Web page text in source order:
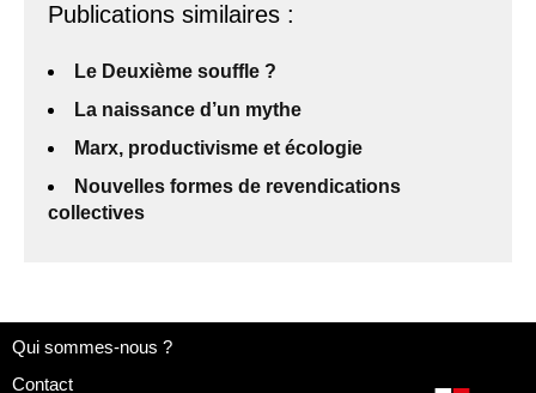
Publications similaires :
Le Deuxième souffle ?
La naissance d’un mythe
Marx, productivisme et écologie
Nouvelles formes de revendications
collectives
Qui sommes-nous ?
Contact